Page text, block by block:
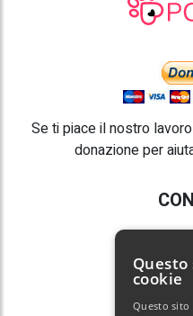
Se ti piace il nostro
donazione per
E-mail:
cookie
Questo sito